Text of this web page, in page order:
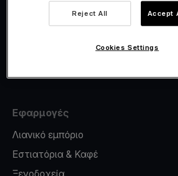
Έκδοση καρτών
Εφαρμογές
Λιανικό εμπόριο
Εστιατόρια & Καφέ
Ξενοδοχεία
Reject All Accept
Cookies Settings